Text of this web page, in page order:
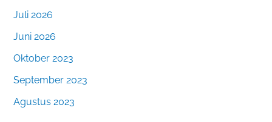
Juli 2026
Juni 2026
Oktober 2023
September 2023
Agustus 2023